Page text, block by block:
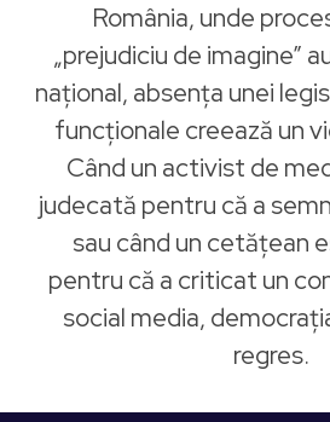
România, unde
„prejudiciu de imagine”
național, absența unei
funcționale creează un
Când un activist de
judecată pentru că a
sau când un cetățean
pentru că a criticat un
social media,
regres.